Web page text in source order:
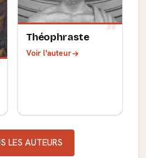
Théophraste
Voir l'auteur
LES AUTEURS